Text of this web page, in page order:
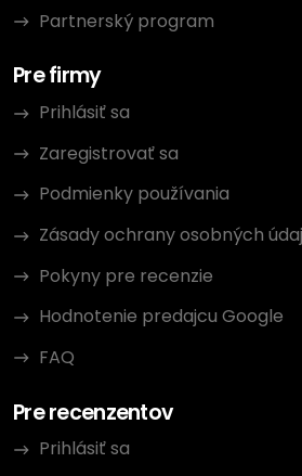
Partnerský program
Pre firmy
Prihlásiť sa
Zaregistrovať sa
Podmienky používania
Zásady ochrany osobných
Pokyny pre recenzie
Hodnotenie predajcu Google
FAQ
Pre recenzentov
Prihlásiť sa